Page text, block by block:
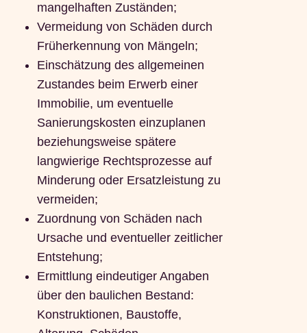
mangelhaften Zuständen;
Vermeidung von Schäden durch
Früherkennung von Mängeln;
Einschätzung des allgemeinen
Zustandes beim Erwerb einer
Immobilie, um eventuelle
Sanierungskosten einzuplanen
beziehungsweise spätere
langwierige Rechtsprozesse auf
Minderung oder Ersatzleistung zu
vermeiden;
Zuordnung von Schäden nach
Ursache und eventueller zeitlicher
Entstehung;
Ermittlung eindeutiger Angaben
über den baulichen Bestand:
Konstruktionen, Baustoffe,